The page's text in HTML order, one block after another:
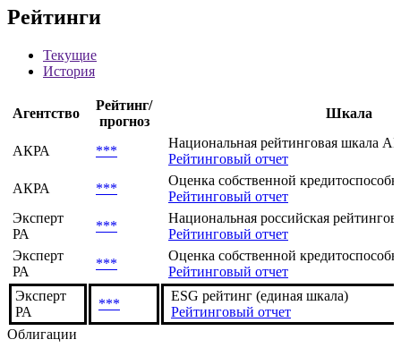
Рейтинги
Текущие
История
Агентство
Рейтинг/
прогноз
Шкала
АКРА ***
Национальная рейтинговая шкала
Рейтинговый отчет
АКРА
***
Оценка собственной
Рейтинговый отчет
Эксперт
РА
***
Национальная российская
Рейтинговый отчет
Эксперт
РА
***
Оценка собственной
Рейтинговый отчет
Эксперт
РА
***
ESG рейтинг (единая шкала)
Рейтинговый отчет
Облигации